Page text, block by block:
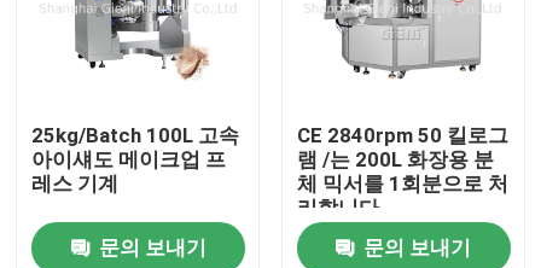
우리 에 관한 것
공장 투어
25kg/Batch 100L 고속
아이섀도 메이크업 프
레스 기계
문의 보내기
CE 2840rpm 50 킬로그
램 /는 200L 화장용 분
체 믹서를 1회분으로 처
리합니다
문의 보내기